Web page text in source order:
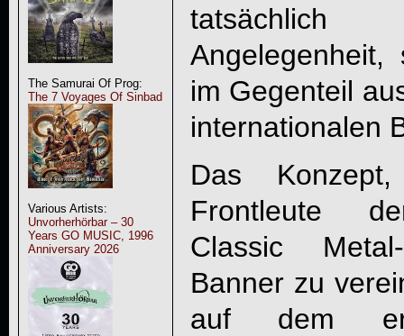
The Samurai Of Prog:
The 7 Voyages Of Sinbad
Various Artists:
Unvorherhörbar – 30
Years GO MUSIC, 1996
Anniversary 2026
im Gegenteil
internationalen
Das
Frontleute
Classic
Banner zu
auf dem